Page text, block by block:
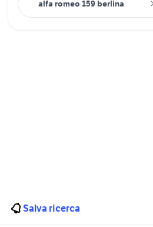
Salva ricerca